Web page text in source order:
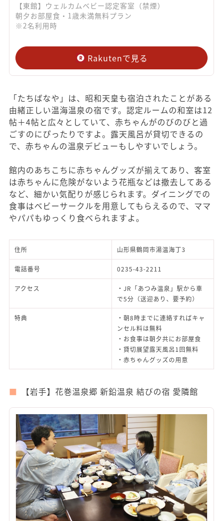
【東館】ウェルカムベビー認定客室（禁煙）
朝夕お部屋食・1歳未満無料プラン
※2名利用時
Rakutenで見る
「たちばなや」は、昭和天皇も宿泊されたことがある
由緒正しい温海温泉の宿です。認定ルームの和室は12
帖＋4帖と広々としていて、赤ちゃんがのびのびと過
ごすのにぴったりですよ。露天風呂が貸切できるの
で、赤ちゃんの温泉デビューもしやすいでしょう。
館内のあちこちに赤ちゃんグッズが揃えてあり、客室
は赤ちゃんに危険がないよう花瓶などは撤去してある
など、細かい気配りが感じられます。ダイニングでの
食事はベビーサークルを用意してもらえるので、ママ
やパパもゆっくり食べられますよ。
住所 山形県鶴岡市湯温海丁3
電話番号 0235-43-2211
アクセス
・JR「あつみ温泉」駅から車
で5分（送迎あり、要予約）
特典
・朝8時までに連絡すればキャ
ンセル料は無料
・お食事は朝夕共にお部屋食
・貸切展望露天風呂1回無料
・赤ちゃんグッズの用意
【岩手】花巻温泉郷 新鉛温泉 結びの宿 愛隣館